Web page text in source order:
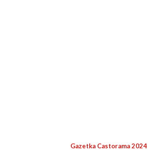
Gazetka Castorama 2024